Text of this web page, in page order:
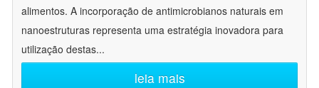
alimentos. A incorporação de antimicrobianos naturais em
nanoestruturas representa uma estratégia inovadora para
utilização destas...
leia mais